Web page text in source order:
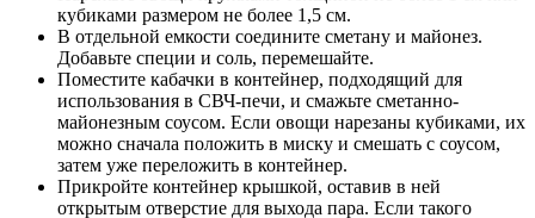
кубиками размером не более 1,5 см.
В отдельной емкости соедините сметану и майонез.
Добавьте специи и соль, перемешайте.
Поместите кабачки в контейнер, подходящий для
использования в СВЧ-печи, и смажьте сметанно-
майонезным соусом. Если овощи нарезаны кубиками, их
можно сначала положить в миску и смешать с соусом,
затем уже переложить в контейнер.
Прикройте контейнер крышкой, оставив в ней
открытым отверстие для выхода пара. Если такого